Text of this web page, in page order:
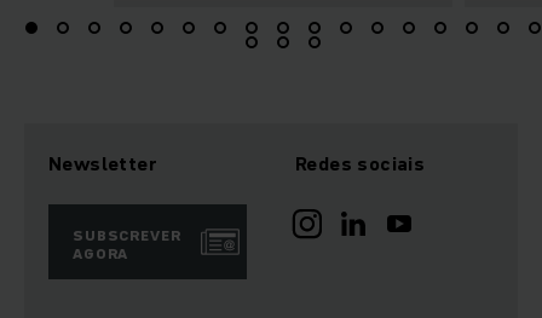
Newsletter
SUBSCREVER
AGORA
Redes sociais